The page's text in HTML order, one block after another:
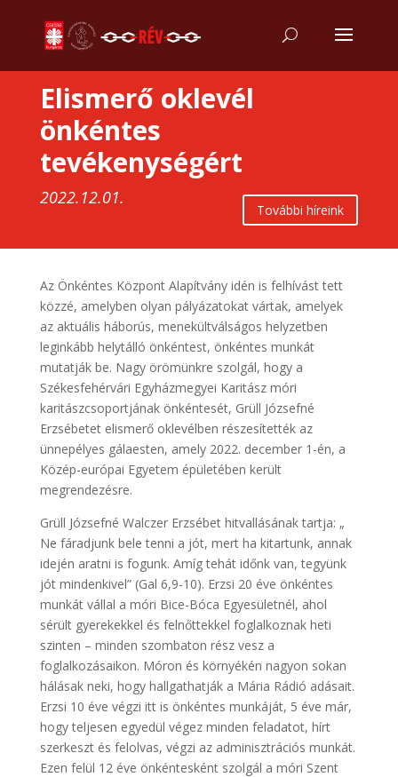
Elismerő oklevél
önkéntes
tevékenységért
2022.12.01.
További híreink
Az Önkéntes Központ Alapítvány idén is felhívást tett
közzé, amelyben olyan pályázatokat vártak, amelyek
az aktuális háborús, menekültválságos helyzetben
leginkább helytálló önkéntest, önkéntes munkát
mutatják be. Nagy örömünkre szolgál, hogy a
Székesfehérvári Egyházmegyei Karitász móri
karitászcsoportjának önkéntesét, Grüll Józsefné
Erzsébetet elismerő oklevélben részesítették az
ünnepélyes gálaesten, amely 2022. december 1-én, a
Közép-európai Egyetem épületében került
megrendezésre.
Grüll Józsefné Walczer Erzsébet hitvallásának tartja: „
Ne fáradjunk bele tenni a jót, mert ha kitartunk, annak
idején aratni is fogunk. Amíg tehát időnk van, tegyünk
jót mindenkivel” (Gal 6,9-10). Erzsi 20 éve önkéntes
munkát vállal a móri Bice-Bóca Egyesületnél, ahol
sérült gyerekekkel és felnőttekkel foglalkoznak heti
szinten – minden szombaton rész vesz a
foglalkozásaikon. Móron és környékén nagyon sokan
hálásak neki, hogy hallgathatják a Mária Rádió adásait.
Erzsi 10 éve végzi itt is önkéntes munkáját, 5 éve már,
hogy teljesen egyedül végez minden feladatot, hírt
szerkeszt és felolvas, végzi az adminisztrációs munkát.
Ezen felül 12 éve önkéntesként szolgál a móri Szent